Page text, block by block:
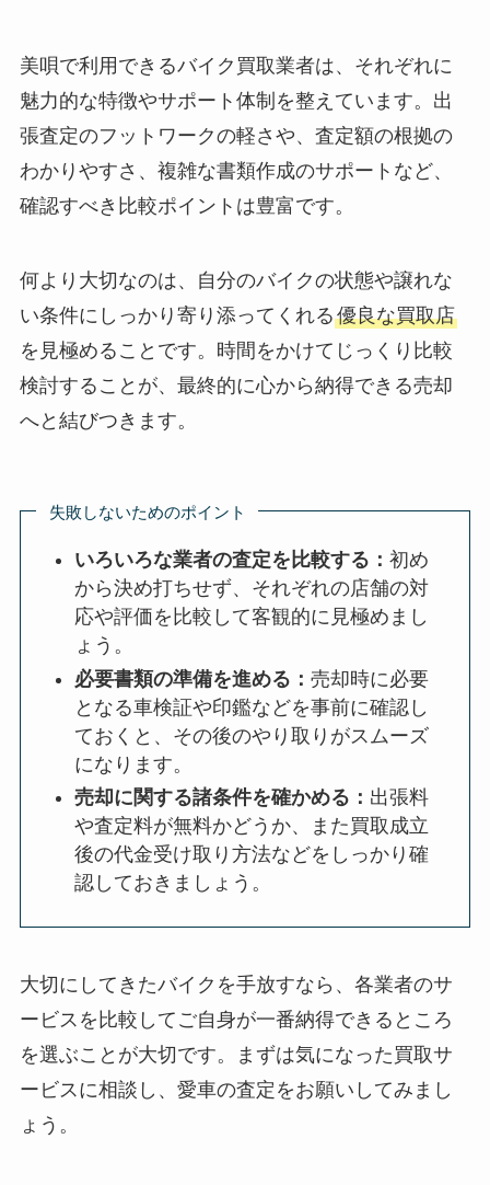
美唄で利用できるバイク買取業者は、それぞれに
魅力的な特徴やサポート体制を整えています。出
張査定のフットワークの軽さや、査定額の根拠の
わかりやすさ、複雑な書類作成のサポートなど、
確認すべき比較ポイントは豊富です。
何より大切なのは、自分のバイクの状態や譲れな
い条件にしっかり寄り添ってくれる優良な買取店
を見極めることです。時間をかけてじっくり比較
検討することが、最終的に心から納得できる売却
へと結びつきます。
失敗しないためのポイント
いろいろな業者の査定を比較する：初め
から決め打ちせず、それぞれの店舗の対
応や評価を比較して客観的に見極めまし
ょう。
必要書類の準備を進める：売却時に必要
となる車検証や印鑑などを事前に確認し
ておくと、その後のやり取りがスムーズ
になります。
売却に関する諸条件を確かめる： 出張料
や査定料が無料かどうか、また買取成立
後の代金受け取り方法などをしっかり確
認しておきましょう。
大切にしてきたバイクを手放すなら、各業者のサ
ービスを比較してご自身が一番納得できるところ
を選ぶことが大切です。まずは気になった買取サ
ービスに相談し、 愛車の査定 をお願いしてみまし
ょう。